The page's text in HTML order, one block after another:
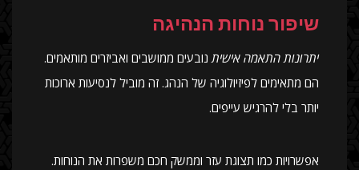
שיפור נוחות הנהיגה
יתרונות התאמה אישיתנובעים ממושבים ואביזרים מותאמים.
הם מתאימים לפיזיולוגיה של הנהג. זה מוביל לנסיעות ארוכות
יותר בלי להרגיש עייפים.
אפשרויות כמו תצוגת עזר וממשק חכם משפרות את הנוחות.